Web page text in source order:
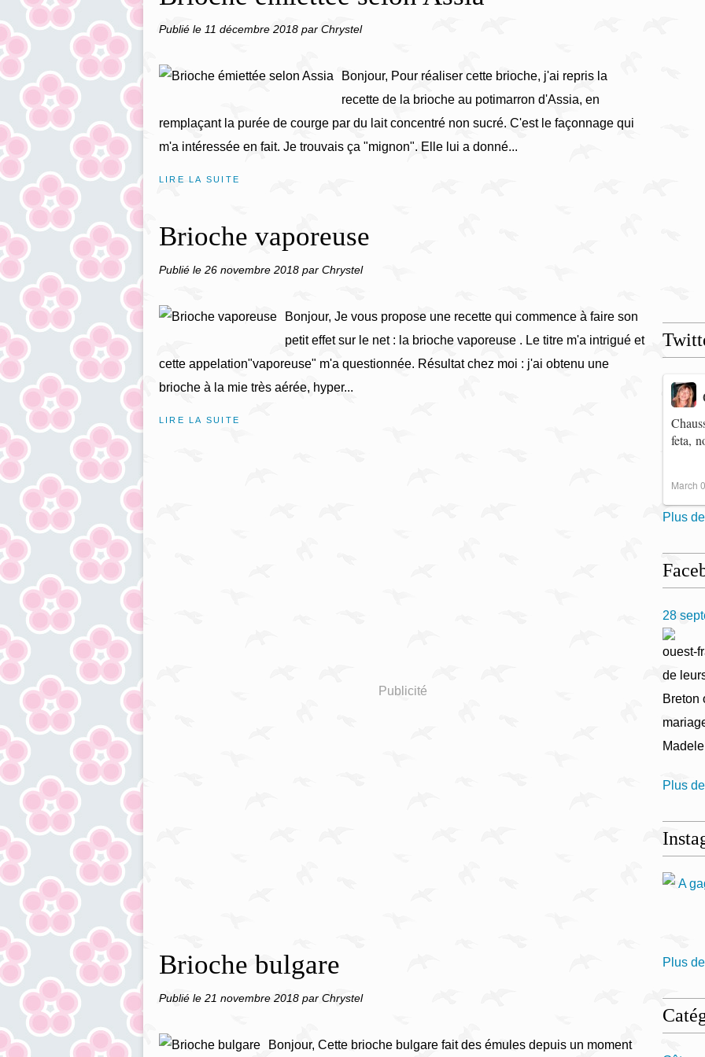
Publié le 11 décembre 2018 par Chrystel
Bonjour, Pour réaliser cette brioche, j'ai repris la
recette de la brioche au potimarron d'Assia, en
remplaçant la purée de courge par du lait concentré non sucré. C'est le façonnage qui
m'a intéressée en fait. Je trouvais ça "mignon". Elle lui a donné...
LIRE LA SUITE
Brioche vaporeuse
Publié le 26 novembre 2018 par Chrystel
Bonjour, Je vous propose une recette qui commence à faire son
petit effet sur le net : la brioche vaporeuse . Le titre m'a intrigué et
cette appelation"vaporeuse" m'a questionnée. Résultat chez moi : j'ai obtenu une
brioche à la mie très aérée, hyper...
LIRE LA SUITE
Publicité
Brioche bulgare
Publié le 21 novembre 2018 par Chrystel
Bonjour, Cette brioche bulgare fait des émules depuis un moment
feta,
March
Plus
28
ouest-
de
Breton
Plus
Plus